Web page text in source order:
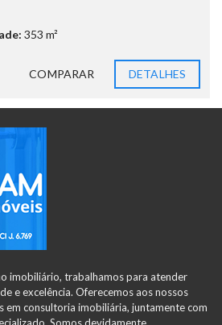
353 m²
COMPARAR DETALHES
imobiliário, trabalhamos para atender
e excelência. Oferecemos aos nossos
em consultoria imobiliária, juntamente com